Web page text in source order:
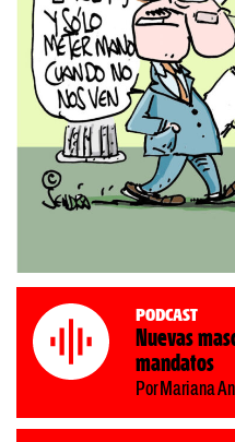
Podcast
Nuevas
mandatos
Por Mariana